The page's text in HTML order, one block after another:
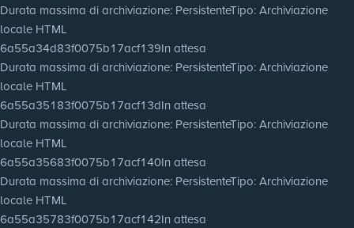
Durata massima di archiviazione: PersistenteTipo: Archiviazione
locale HTML
6a55a34d83f0075b17acf139In attesa
Durata massima di archiviazione: PersistenteTipo: Archiviazione
locale HTML
6a55a35183f0075b17acf13dIn attesa
Durata massima di archiviazione: PersistenteTipo: Archiviazione
locale HTML
6a55a35683f0075b17acf140In attesa
Durata massima di archiviazione: PersistenteTipo: Archiviazione
locale HTML
6a55a35783f0075b17acf142In attesa